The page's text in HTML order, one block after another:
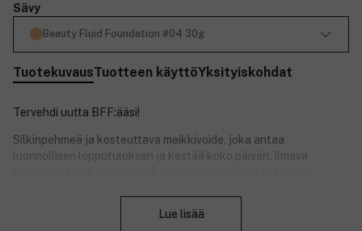
Sävy
Beauty Fluid Foundation #04 30g
TuotekuvausTuotteen käyttöYksityiskohdat
Tervehdi uutta BFF:ääsi!
Silkinpehmeä ja kosteuttava meikkivoide, joka antaa
luonnollisen lopputuloksen ja kestää koko päivän. Ilmava
100% vegaaninen ja dermatologisesti testattu.
Lue lisää